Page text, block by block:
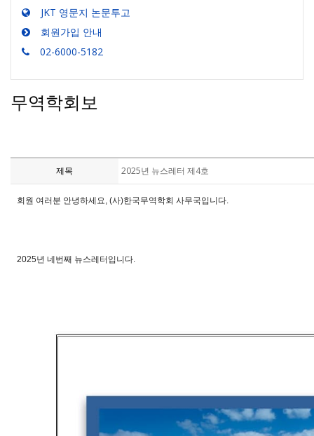
JKT 영문지 논문투고
회원가입 안내
02-6000-5182
무역학회보
제목 2025년 뉴스레터 제4호
회원 여러분 안녕하세요, (사)한국무역학회 사무국입니다.
2025년 네 번째 뉴스레터입니다.